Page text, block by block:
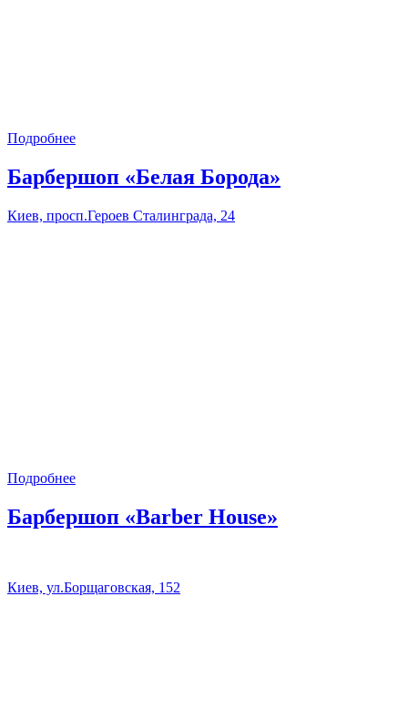
Подробнее
Барбершоп «Белая Борода»
Киев, просп.Героев Сталинграда, 24
Подробнее
Барбершоп «Barber House»
Киев, ул.Борщаговская, 152